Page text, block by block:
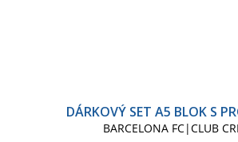
DÁRKOVÝ SET A5 BLOK S
BARCELONA FC|CLUB